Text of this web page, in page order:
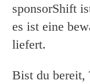
sponsorShift
es ist eine
liefert.
Bist du bereit,